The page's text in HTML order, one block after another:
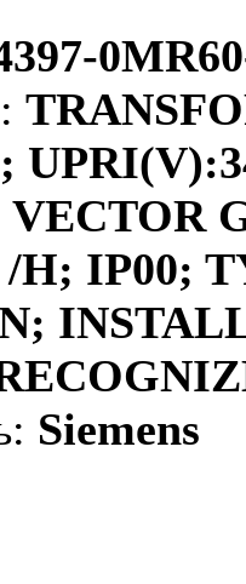
VECTOR
H; IP00;
Siemens